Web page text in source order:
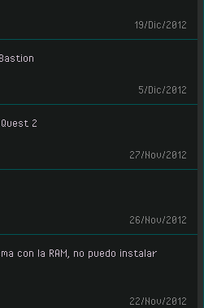
19/Dic/2012
5/Dic/2012
2
27/Nov/2012
26/Nov/2012
con la RAM, no puedo instalar
22/Nov/2012